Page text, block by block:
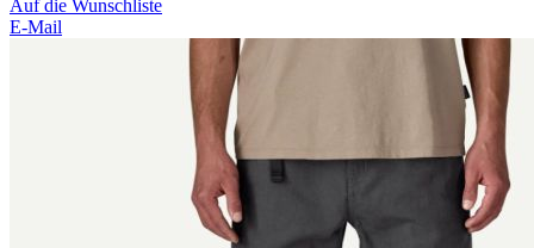
Auf die Wunschliste
E-Mail